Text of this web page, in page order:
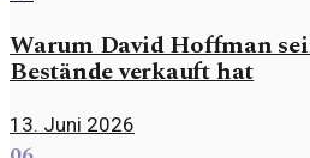
Warum David Hoffman
Bestände verkauft hat
13. Juni 2026